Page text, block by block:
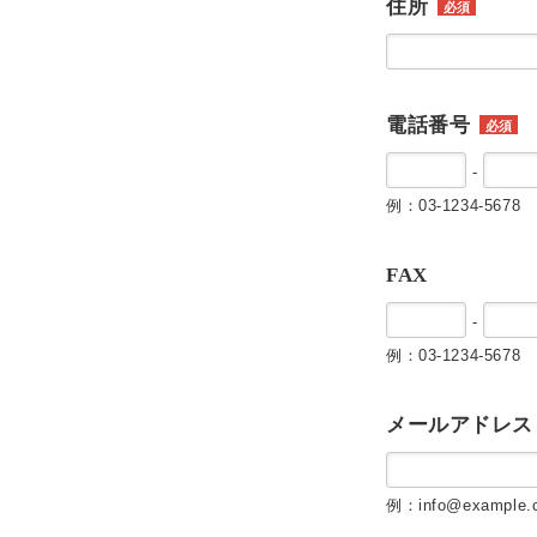
住所 必須
電話番号 必須
-
例：03-1234-5678
FAX
-
例：03-1234-5678
メールアドレス
例：